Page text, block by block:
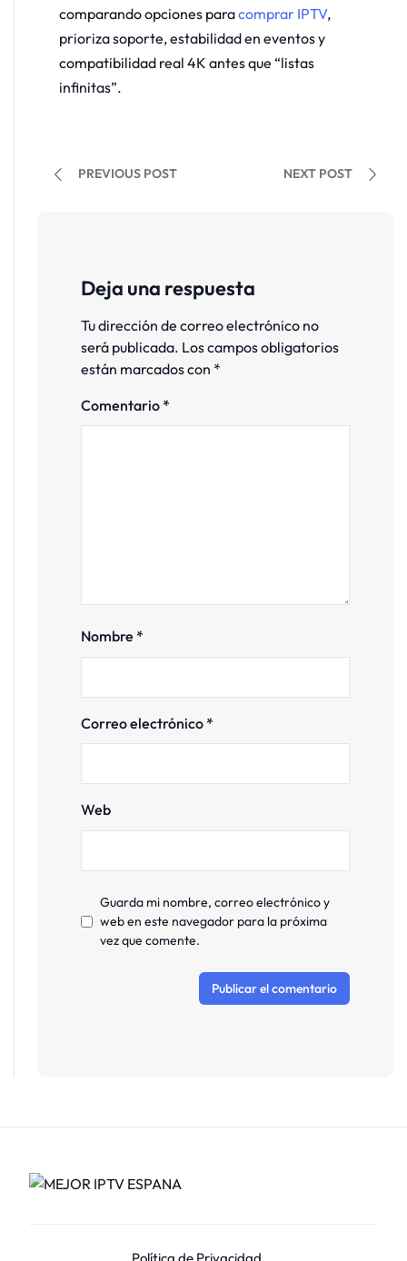
comparando opciones paracomprar IPTV,
prioriza soporte, estabilidad en eventos y
compatibilidad real 4K antes que “listas
infinitas”.
PREVIOUS POST NEXT POST
Deja una respuesta
Tu dirección de correo electrónico no
será publicada. Los campos obligatorios
están marcados con *
Comentario*
Nombre*
Correo electrónico*
Web
Guarda mi nombre, correo electrónico y
web en este navegador para la próxima
vez que comente.